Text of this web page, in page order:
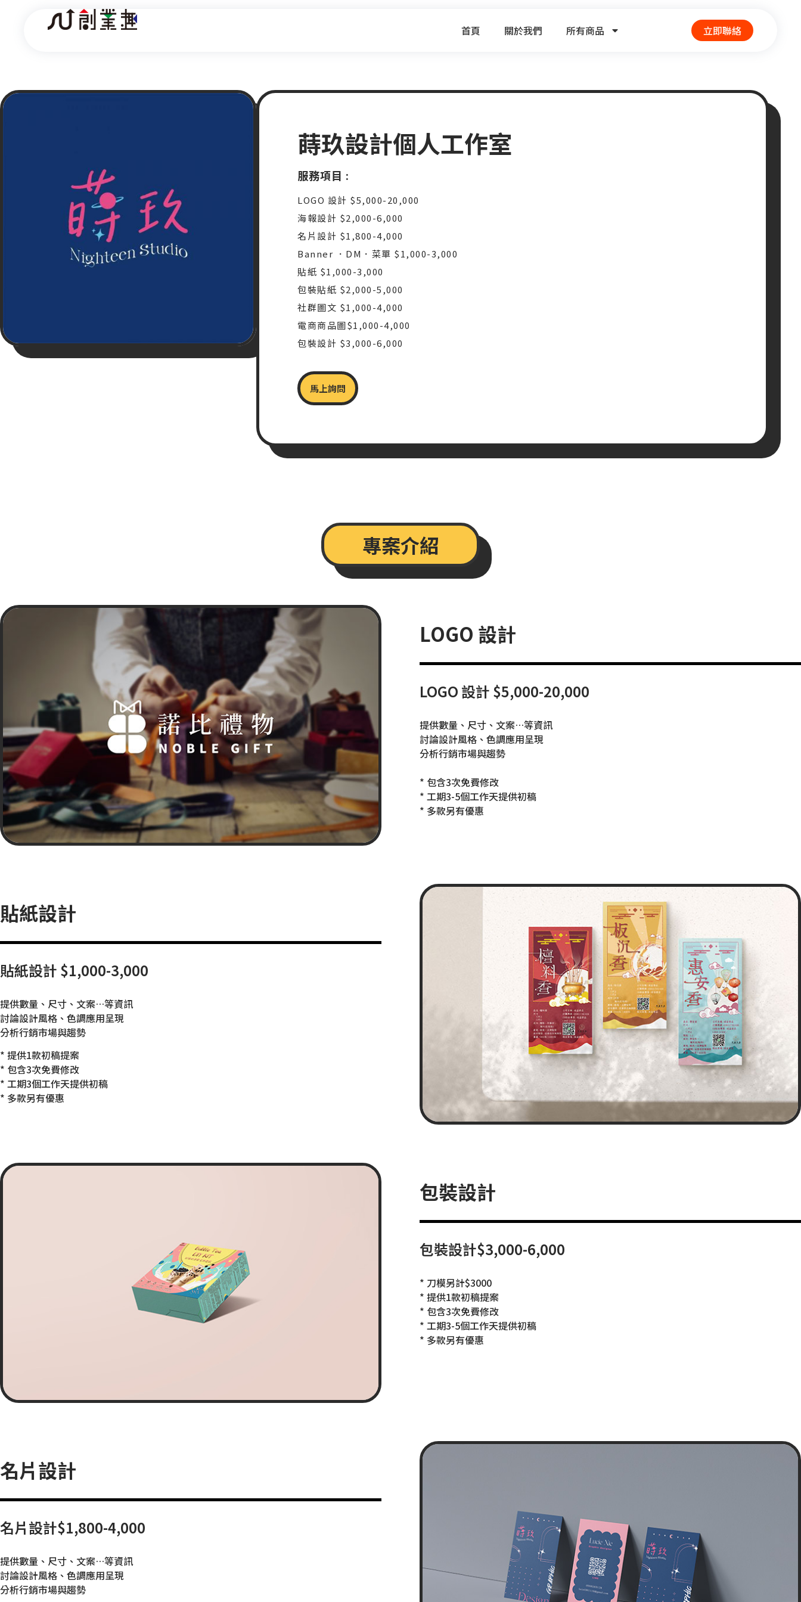
首頁 關於我們 所有商品 立即聯絡
蒔玖設計個人工作室
服務項目 :
LOGO 設計 $5,000-20,000
海報設計 $2,000-6,000
名片設計 $1,800-4,000
Banner ．DM．菜單 $1,000-3,000
貼紙 $1,000-3,000
包裝貼紙 $2,000-5,000
社群圖文 $1,000-4,000
電商商品圖$1,000-4,000
包裝設計 $3,000-6,000
馬上詢問
專案介紹
LOGO 設計
LOGO 設計 $5,000-20,000
提供數量、尺寸、文案…等資訊
討論設計風格、色調應用呈現
分析行銷市場與趨勢
* 包含3次免費修改
* 工期3-5個工作天提供初稿
* 多款另有優惠
貼紙設計
貼紙設計 $1,000-3,000
提供數量、尺寸、文案…等資訊
討論設計風格、色調應用呈現
分析行銷市場與趨勢
* 提供1款初稿提案
* 包含3次免費修改
* 工期3個工作天提供初稿
* 多款另有優惠
包裝設計
包裝設計$3,000-6,000
* 刀模另計$3000
* 提供1款初稿提案
* 包含3次免費修改
* 工期3-5個工作天提供初稿
* 多款另有優惠
名片設計
名片設計$1,800-4,000
提供數量、尺寸、文案…等資訊
討論設計風格、色調應用呈現
分析行銷市場與趨勢